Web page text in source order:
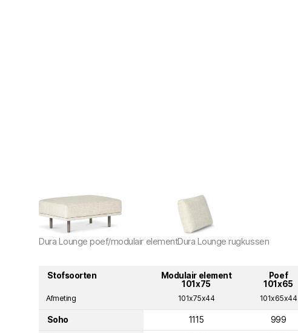
Dura Lounge poef/modulair elementDura Lounge rugkussen
Stofsoorten
Modulair element
101x75
Poef
101x65
Afmeting 101x75x44 101x65x44
Soho 1115 999